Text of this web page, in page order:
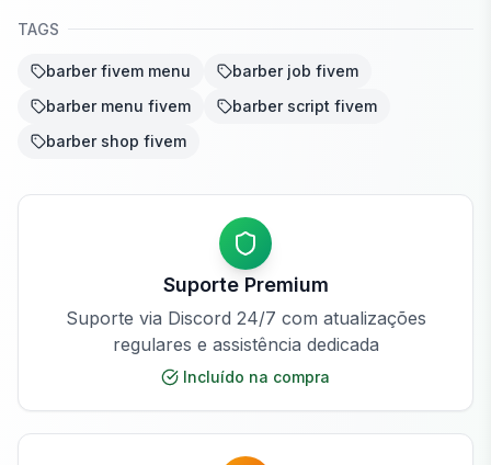
TAGS
barber fivem menu
barber job fivem
barber menu fivem
barber script fivem
barber shop fivem
Suporte Premium
Suporte via Discord 24/7 com atualizações
regulares e assistência dedicada
Incluído na compra